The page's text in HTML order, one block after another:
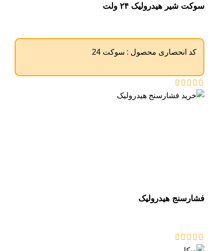
سوکت شیر هیدرولیک ۲۴ ولت
کد انحصاری محصول : سوکت 24
فشارسنج هیدرولیک